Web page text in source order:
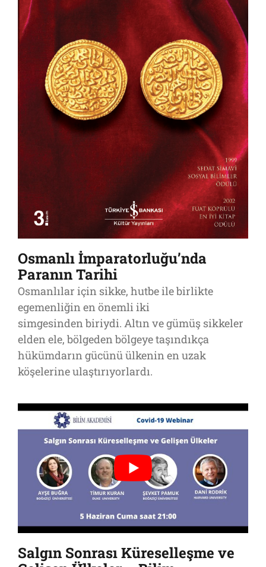
Osmanlı İmparatorluğu’nda
Paranın Tarihi
Osmanlılar için sikke, hutbe ile birlikte
egemenliğin en önemli iki
simgesinden biriydi. Altın ve gümüş sikkeler
elden ele, bölgeden bölgeye taşındıkça
hükümdarın gücünü ülkenin en uzak
köşelerine ulaştırıyorlardı.
Salgın Sonrası Küreselleşme ve